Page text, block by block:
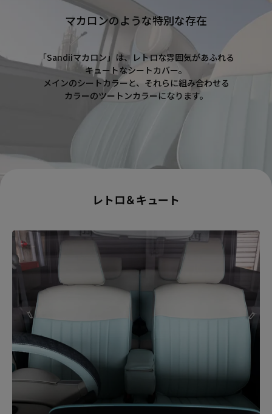
マカロンのような特別な存在
「Sandiiマカロン」は、レトロな雰囲気があふれる
キュートなシートカバー。
メインのシートカラーと、それらに組み合わせる
カラーのツートンカラーになります。
レトロ＆キュート